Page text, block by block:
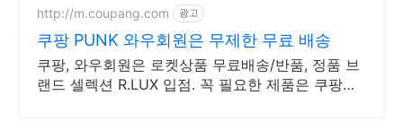
http://m.coupang.com 광고
쿠팡 PUNK 와우회원은 무제한 무료 배송
쿠팡, 와우회원은 로켓상품 무료배송/반품, 정품 브
랜드 셀렉션 R.LUX 입점. 꼭 필요한 제품은 쿠팡에